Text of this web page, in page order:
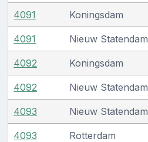
4091 Koningsdam
4091 Nieuw Statendam
4092 Koningsdam
4092 Nieuw Statendam
4093 Nieuw Statendam
4093 Rotterdam